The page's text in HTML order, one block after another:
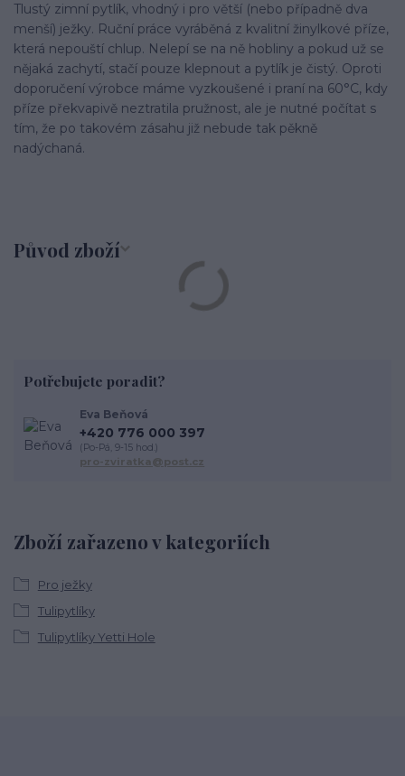
Tlustý zimní pytlík, vhodný i pro větší (nebo případně dva
menší) ježky. Ruční práce vyráběná z kvalitní žinylkové příze,
která nepouští chlup. Nelepí se na ně hobliny a pokud už se
nějaká zachytí, stačí pouze klepnout a pytlík je čistý. Oproti
doporučení výrobce máme vyzkoušené i praní na 60°C, kdy
příze překvapivě neztratila pružnost, ale je nutné počítat s
tím, že po takovém zásahu již nebude tak pěkně
nadýchaná.
Původ zboží
Zboží zařazeno v kategoriích
Pro ježky
Tulipytlíky
Tulipytlíky Yetti Hole
Potřebujete poradit?
Eva Beňová
+420 776 000 397
(Po-Pá, 9-15 hod.)
pro-zviratka@post.cz